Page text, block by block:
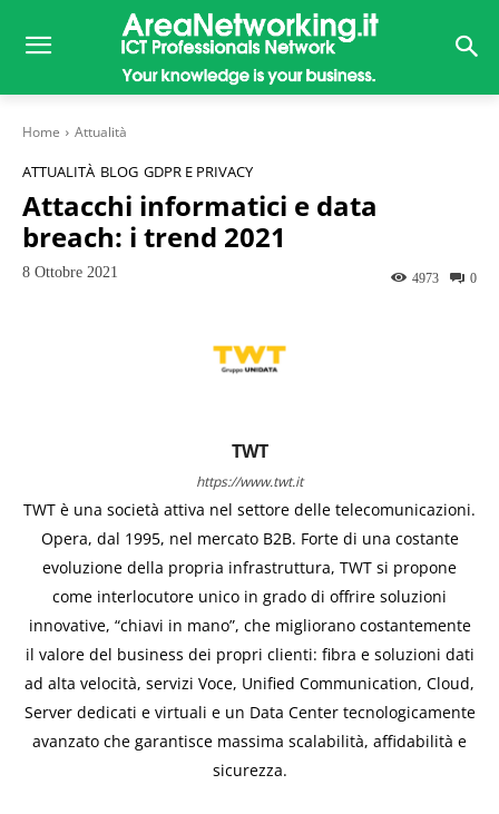
Home Attualità
ATTUALITÀ BLOG GDPR E PRIVACY
Attacchi informatici e data
breach: i trend 2021
8 Ottobre 2021 0
4973
TWT
https://www.twt.it
TWT è una società attiva nel settore delle telecomunicazioni.
Opera, dal 1995, nel mercato B2B. Forte di una costante
evoluzione della propria infrastruttura, TWT si propone
come interlocutore unico in grado di offrire soluzioni
innovative, “chiavi in mano”, che migliorano costantemente
il valore del business dei propri clienti: fibra e soluzioni dati
ad alta velocità, servizi Voce, Unified Communication, Cloud,
Server dedicati e virtuali e un Data Center tecnologicamente
avanzato che garantisce massima scalabilità, affidabilità e
sicurezza.